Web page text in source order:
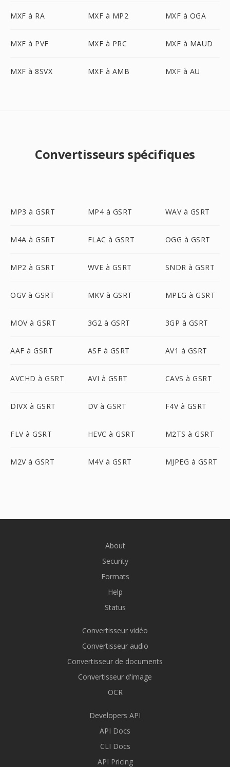
MXF à RA MXF à MP2 MXF à OGA
MXF à PVF MXF à PRC MXF à MAUD
MXF à 8SVX MXF à AMB MXF à AU
Convertisseurs spécifiques
MP3 à GSRT MP4 à GSRT WAV à GSRT
M4A à GSRT FLAC à GSRT OGG à GSRT
MP2 à GSRT WVE à GSRT SNDR à GSRT
OGV à GSRT MKV à GSRT MPEG à GSRT
MOV à GSRT 3G2 à GSRT 3GP à GSRT
AAF à GSRT ASF à GSRT AV1 à GSRT
AVCHD à GSRT AVI à GSRT CAVS à GSRT
DIVX à GSRT DV à GSRT F4V à GSRT
FLV à GSRT HEVC à GSRT M2TS à GSRT
M2V à GSRT M4V à GSRT MJPEG à GSRT
About
Security
Formats
Help
Status
Convertisseur vidéo
Convertisseur audio
Convertisseur de documents
Convertisseur d'image
OCR
Developers API
API Docs
CLI Docs
API Pricing